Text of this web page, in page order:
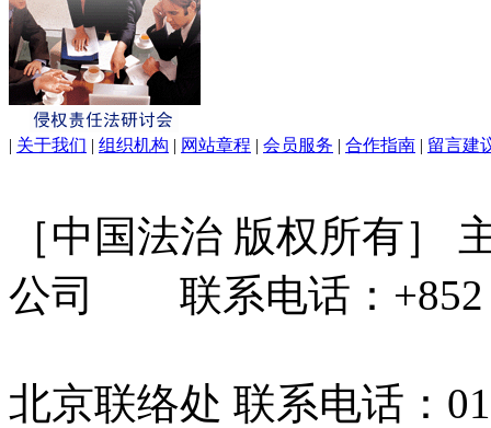
| 关于我们 | 组织机构 | 网站章程 | 会员服务 | 合作指南 | 留言建
［中国法治 版权所有］
公司 联系电话：+852
北京联络处 联系电话：